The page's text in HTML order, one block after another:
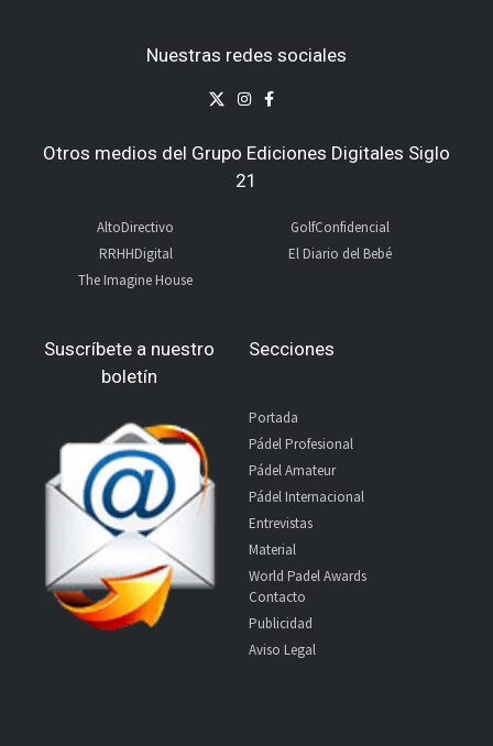
Nuestras redes sociales
Otros medios del Grupo Ediciones Digitales Siglo
21
AltoDirectivo
RRHHDigital
The Imagine House
GolfConfidencial
El Diario del Bebé
Suscríbete a nuestro
boletín
Secciones
Portada
Pádel Profesional
Pádel Amateur
Pádel Internacional
Entrevistas
Material
World Padel Awards
Contacto
Publicidad
Aviso Legal